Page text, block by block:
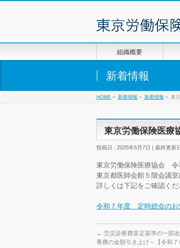
組織概要
新着情報
HOME » 新着情報 » 新着情報 » 東
東京労働保険医
投稿日 : 2025年5月7日 最終更新
東京労働保険医療協会 令
東京都医師会館５階会議室
詳しくは下記をご確認くだ
令和７年度 定時総会のお
← 労災診療費算定基準の一部
養費の金額引き上げ～【令和７